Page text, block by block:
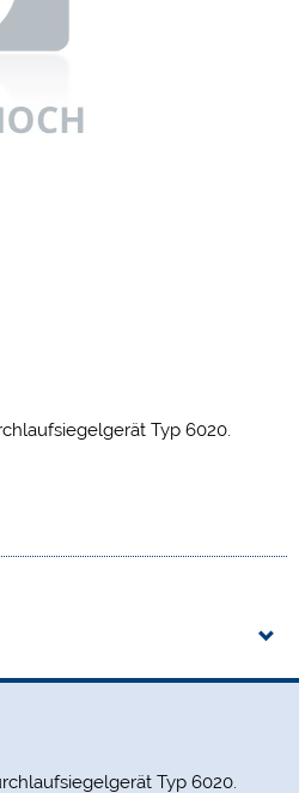
Typ 6020.
Typ 6020.